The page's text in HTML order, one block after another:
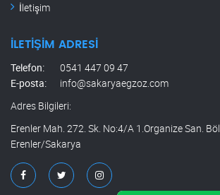
İletişim
İLETIŞIM ADRESI
Telefon:
0541 447 09 47
E-posta:
info@sakaryaegzoz.com
Adres Bilgileri:
Erenler Mah. 272. Sk. No:4/A 1.Organize San.
Erenler/Sakarya